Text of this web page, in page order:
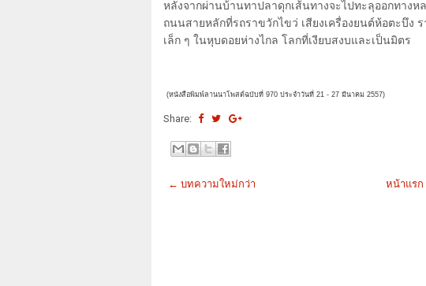
หลังจากผ่านบ้านทาปลาดุกเส้นทางจะไปทะลุออกทางห
ถนนสายหลักที่รถราขวักไขว่ เสียงเครื่องยนต์ห้อตะบึง
เล็ก ๆ ในหุบดอยห่างไกล โลกที่เงียบสงบและเป็นมิตร
(หนังสือพิมพ์ลานนาโพสต์ฉบับที่ 970 ประจำวันที่ 21 - 27 มีนาคม 2557)
Share:
← บทความใหม่กว่า หน้าแรก